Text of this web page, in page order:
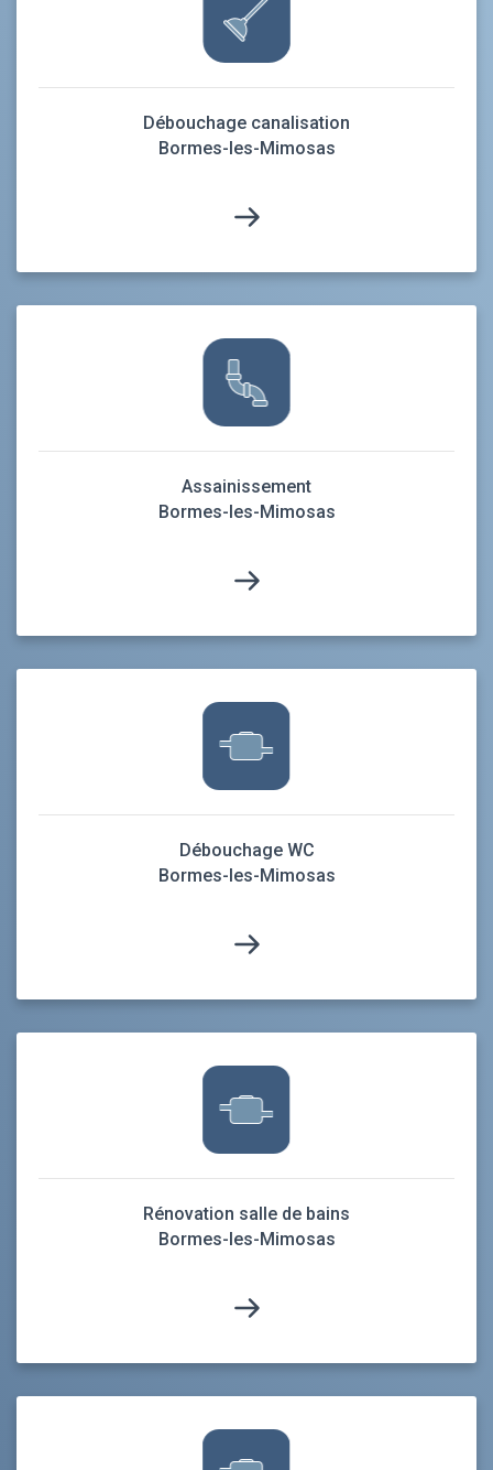
Débouchage canalisation
Bormes-les-Mimosas
Assainissement
Bormes-les-Mimosas
Débouchage WC
Bormes-les-Mimosas
Rénovation salle de bains
Bormes-les-Mimosas